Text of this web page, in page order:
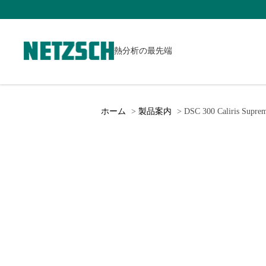
熱分析の最先端
ホーム 製品案内 DSC 300 Caliris